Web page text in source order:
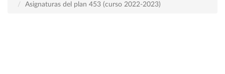
Asignaturas del plan 453 (curso 2022-2023)